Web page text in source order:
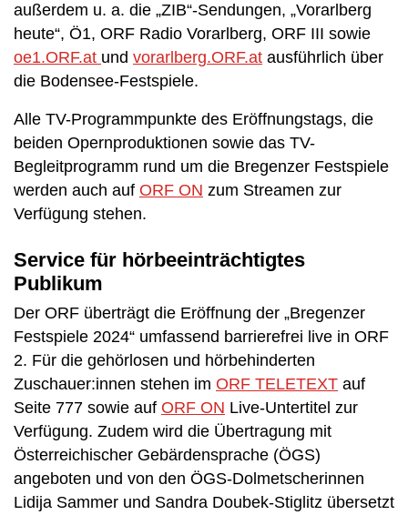
außerdem u. a. die „ZIB“-Sendungen, „Vorarlberg
heute“, Ö1, ORF Radio Vorarlberg, ORF III sowie
oe1.ORF.at und vorarlberg.ORF.at ausführlich über
die Bodensee-Festspiele.
Alle TV-Programmpunkte des Eröffnungstags, die
beiden Opernproduktionen sowie das TV-
Begleitprogramm rund um die Bregenzer Festspiele
werden auch auf ORF ON zum Streamen zur
Verfügung stehen.
Service für hörbeeinträchtigtes
Publikum
Der ORF überträgt die Eröffnung der „Bregenzer
Festspiele 2024“ umfassend barrierefrei live in ORF
2. Für die gehörlosen und hörbehinderten
Zuschauer:innen stehen im ORF TELETEXT auf
Seite 777 sowie auf ORF ON Live-Untertitel zur
Verfügung. Zudem wird die Übertragung mit
Österreichischer Gebärdensprache (ÖGS)
angeboten und von den ÖGS-Dolmetscherinnen
Lidija Sammer und Sandra Doubek-Stiglitz übersetzt